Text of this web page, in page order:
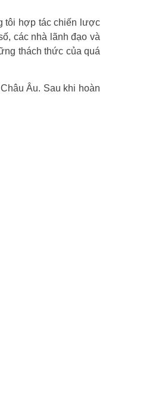
tôi hợp tác chiến lược
các nhà lãnh đạo và
thách thức của quá
Âu. Sau khi hoàn